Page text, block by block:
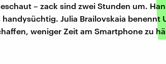
– zack sind zwei Stunden um.
handysüchtig. Julia Brailovskaia benennt
weniger Zeit am Smartphone zu